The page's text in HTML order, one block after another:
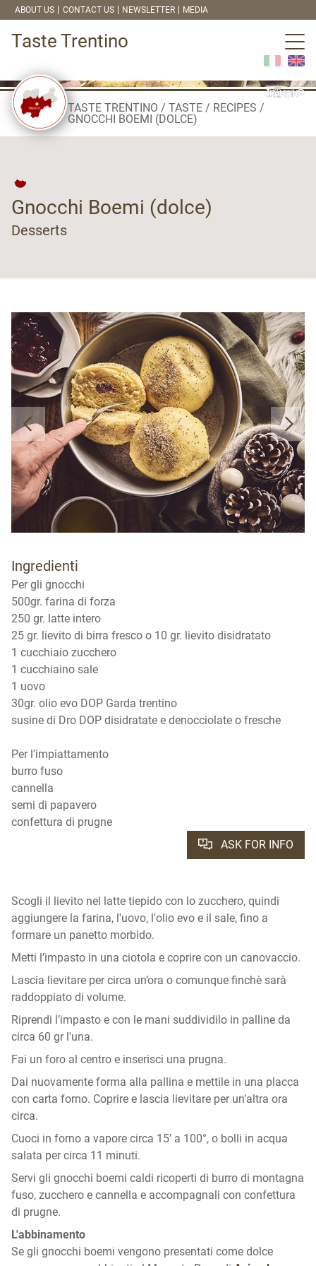
ABOUT US CONTACT US NEWSLETTER MEDIA
Taste Trentino
TASTE TRENTINO TASTE
RECIPES
GNOCCHI BOEMI (DOLCE)
Gnocchi Boemi (dolce)
Desserts
Ingredienti
Per gli gnocchi
500gr. farina di forza
250 gr. latte intero
25 gr. lievito di birra fresco o 10 gr. lievito disidratato
1 cucchiaio zucchero
1 cucchiaino sale
1 uovo
30gr. olio evo DOP Garda trentino
susine di Dro DOP disidratate e denocciolate o fresche
Per l'impiattamento
burro fuso
cannella
semi di papavero
confettura di prugne
ASK FOR INFO
Scogli il lievito nel latte tiepido con lo zucchero, quindi
aggiungere la farina, l'uovo, l'olio evo e il sale, fino a
formare un panetto morbido.
Metti l’impasto in una ciotola e coprire con un canovaccio.
Lascia lievitare per circa un’ora o comunque finchè sarà
raddoppiato di volume.
Riprendi l’impasto e con le mani suddividilo in palline da
circa 60 gr l'una.
Fai un foro al centro e inserisci una prugna.
Dai nuovamente forma alla pallina e mettile in una placca
con carta forno. Coprire e lascia lievitare per un’altra ora
circa.
Cuoci in forno a vapore circa 15’ a 100°, o bolli in acqua
salata per circa 11 minuti.
Servi gli gnocchi boemi caldi ricoperti di burro di montagna
fuso, zucchero e cannella e accompagnali con confettura
di prugne.
L'abbinamento
Se gli gnocchi boemi vengono presentati come dolce